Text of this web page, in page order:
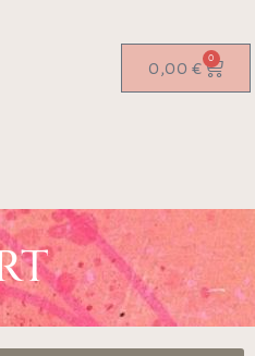
0,00 € 0